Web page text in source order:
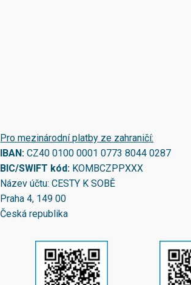
Pro mezinárodní platby ze zahraničí:
IBAN:CZ40 0100 0001 0773 8044 0287
BIC/SWIFT kód: KOMBCZPPXXX
Název účtu: CESTY K SOBĚ
Praha 4, 149 00
Česká republika